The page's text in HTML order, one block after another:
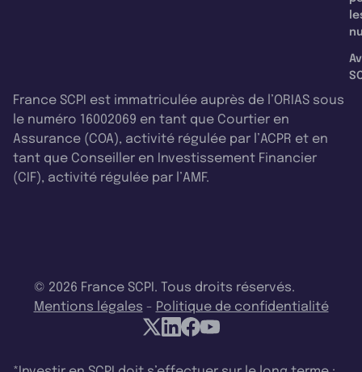
France SCPI est immatriculée auprès de l’ORIAS sous
le numéro 16002069 en tant que Courtier en
Assurance (COA), activité régulée par l’ACPR et en
tant que Conseiller en Investissement Financier
(CIF), activité régulée par l’AMF.
© 2026 France SCPI. Tous droits réservés.
Mentions légales - Politique de confidentialité